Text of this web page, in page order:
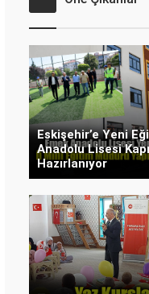
Eskişehir’e Yeni
Anadolu Lisesi
Hazırlanıyor